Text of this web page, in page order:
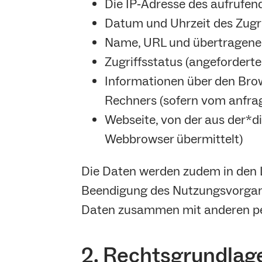
Die IP‐Adresse des
Datum und Uhrzeit des
Name, URL und
Zugriffsstatus
Informationen über den
Rechners (sofern vom
Webseite, von der aus
Webbrowser übermittelt)
Die Daten werden zudem in
Beendigung des
Daten zusammen mit anderen
2.